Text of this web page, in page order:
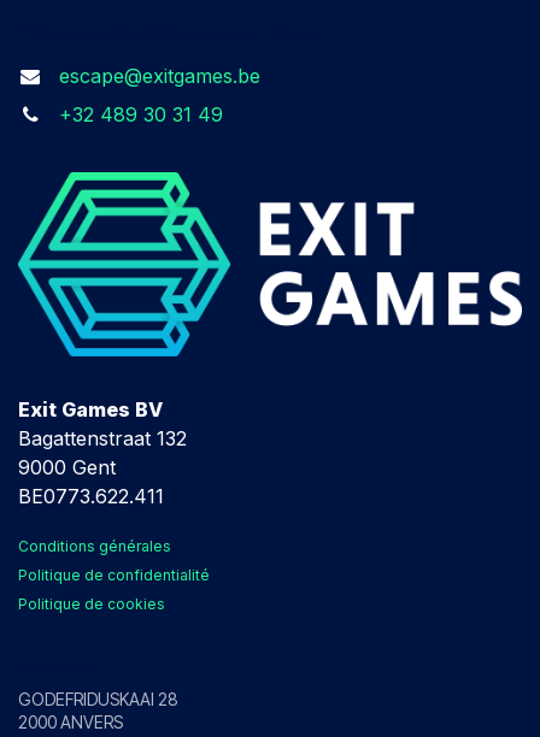
escape@exitgames.be
+32 489 30 31 49
Exit Games BV
Bagattenstraat 132
9000 Gent
BE0773.622.411
Conditions générales
Politique de confidentialité
Politique de cookies
GODEFRIDUSKAAI 28
2000 ANVERS